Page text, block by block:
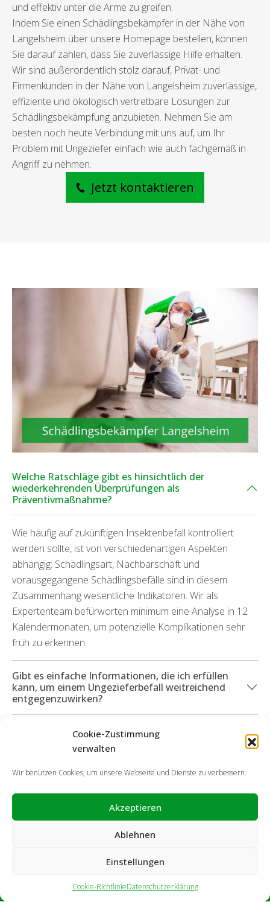
Cookie-Zustimmung
verwalten
Wir benutzen Cookies, um unsere Webseite und Dienste zu verbessern.
Akzeptieren
Ablehnen
Einstellungen
Cookie-RichtlinieDatenschutzerklärung
und effektiv unter die Arme zu greifen.
Indem Sie einen Schädlingsbekämpfer in der Nähe von
Langelsheim über unsere Homepage bestellen, können
Sie darauf zählen, dass Sie zuverlässige Hilfe erhalten.
Wir sind außerordentlich stolz darauf, Privat- und
Firmenkunden in der Nähe von Langelsheim zuverlässige,
effiziente und ökologisch vertretbare Lösungen zur
Schädlingsbekämpfung anzubieten. Nehmen Sie am
besten noch heute Verbindung mit uns auf, um Ihr
Problem mit Ungeziefer einfach wie auch fachgemäß in
Angriff zu nehmen.
Jetzt kontaktieren
Welche Ratschläge gibt es hinsichtlich der
wiederkehrenden Überprüfungen als
Präventivmaßnahme?
Wie häufig auf zukünftigen Insektenbefall kontrolliert
werden sollte, ist von verschiedenartigen Aspekten
abhängig: Schädlingsart, Nachbarschaft und
vorausgegangene Schädlingsbefälle sind in diesem
Zusammenhang wesentliche Indikatoren. Wir als
Expertenteam befürworten minimum eine Analyse in 12
Kalendermonaten, um potenzielle Komplikationen sehr
früh zu erkennen.
Gibt es einfache Informationen, die ich erfüllen
kann, um einem Ungezieferbefall weitreichend
entgegenzuwirken?
Welche Servicedienstleistungen kann ich in
Anspruch nehmen, wenn durch die Ungeziefer
Folgeschäden entstanden sind?
Haftungsausschluss